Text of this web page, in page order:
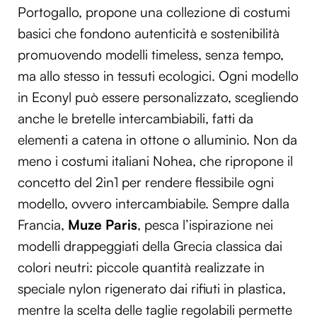
Portogallo, propone una collezione di costumi
basici che fondono autenticità e sostenibilità
promuovendo modelli timeless, senza tempo,
ma allo stesso in tessuti ecologici. Ogni modello
in Econyl può essere personalizzato, scegliendo
anche le bretelle intercambiabili, fatti da
elementi a catena in ottone o alluminio. Non da
meno i costumi italiani Nohea, che ripropone il
concetto del 2in1 per rendere flessibile ogni
modello, ovvero intercambiabile. Sempre dalla
Francia, Muze Paris, pesca l’ispirazione nei
modelli drappeggiati della Grecia classica dai
colori neutri: piccole quantità realizzate in
speciale nylon rigenerato dai rifiuti in plastica,
mentre la scelta delle taglie regolabili permette